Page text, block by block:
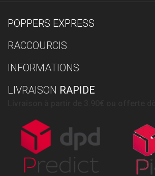
POPPERS EXPRESS
RACCOURCIS
INFORMATIONS
LIVRAISON RAPIDE